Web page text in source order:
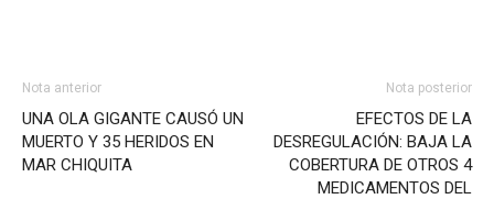
Nota anterior
UNA OLA GIGANTE CAUSÓ UN
MUERTO Y 35 HERIDOS EN
MAR CHIQUITA
Nota posterior
EFECTOS DE LA
DESREGULACIÓN: BAJA LA
COBERTURA DE OTROS 4
MEDICAMENTOS DEL